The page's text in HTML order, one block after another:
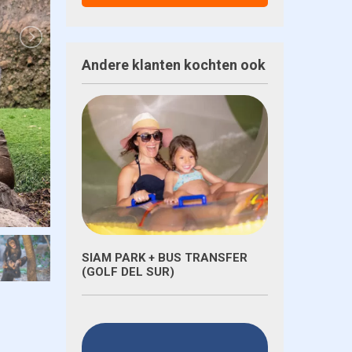
Andere klanten kochten ook
SIAM PARK + BUS TRANSFER
(GOLF DEL SUR)